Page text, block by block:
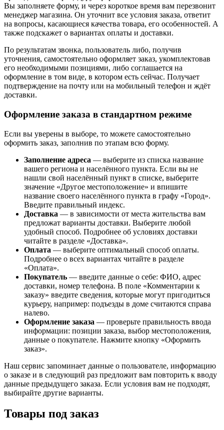
Вы заполняете форму, и через короткое время вам перезвонит
менеджер магазина. Он уточнит все условия заказа, ответит
на вопросы, касающиеся качества товара, его особенностей. А
также подскажет о вариантах оплаты и доставки.
По результатам звонка, пользователь либо, получив
уточнения, самостоятельно оформляет заказ, укомплектовав
его необходимыми позициями, либо соглашается на
оформление в том виде, в котором есть сейчас. Получает
подтверждение на почту или на мобильный телефон и ждёт
доставки.
Оформление заказа в стандартном режиме
Если вы уверены в выборе, то можете самостоятельно
оформить заказ, заполнив по этапам всю форму.
Заполнение адреса — выберите из списка название
вашего региона и населённого пункта. Если вы не
нашли свой населённый пункт в списке, выберите
значение «Другое местоположение» и впишите
название своего населённого пункта в графу «Город».
Введите правильный индекс.
Доставка — в зависимости от места жительства вам
предложат варианты доставки. Выберите любой
удобный способ. Подробнее об условиях доставки
читайте в разделе «Доставка».
Оплата — выберите оптимальный способ оплаты.
Подробнее о всех вариантах читайте в разделе
«Оплата».
Покупатель — введите данные о себе: ФИО, адрес
доставки, номер телефона. В поле «Комментарии к
заказу» введите сведения, которые могут пригодиться
курьеру, например: подъезды в доме считаются справа
налево.
Оформление заказа — проверьте правильность ввода
информации: позиции заказа, выбор местоположения,
данные о покупателе. Нажмите кнопку «Оформить
заказ».
Наш сервис запоминает данные о пользователе, информацию
о заказе и в следующий раз предложит вам повторить к вводу
данные предыдущего заказа. Если условия вам не подходят,
выбирайте другие варианты.
Товары под заказ